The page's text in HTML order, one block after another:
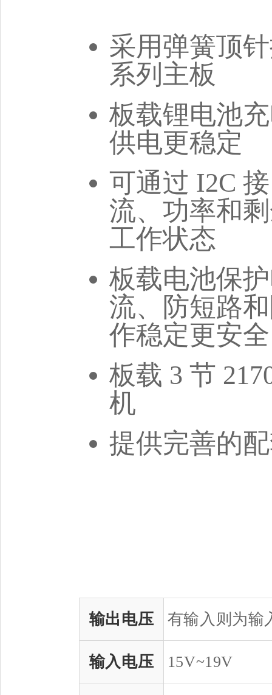
采用弹簧顶
系列主板
板载锂电池
供电更稳定
可通过 I2C
流、功率和
工作状态
板载电池保
流、防短路
作稳定更安全
板载 3 节
机
提供完善的
输出电压 有输入则为输
输入电压 15V~19V